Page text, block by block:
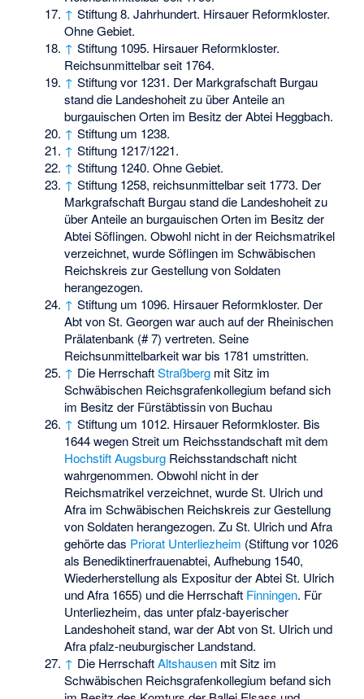
↑ Stiftung 8. Jahrhundert. Hirsauer Reformkloster.
Ohne Gebiet.
↑ Stiftung 1095. Hirsauer Reformkloster.
Reichsunmittelbar seit 1764.
↑ Stiftung vor 1231. Der Markgrafschaft Burgau
stand die Landeshoheit zu über Anteile an
burgauischen Orten im Besitz der Abtei Heggbach.
↑ Stiftung um 1238.
↑ Stiftung 1217/1221.
↑ Stiftung 1240. Ohne Gebiet.
↑ Stiftung 1258, reichsunmittelbar seit 1773. Der
Markgrafschaft Burgau stand die Landeshoheit zu
über Anteile an burgauischen Orten im Besitz der
Abtei Söflingen. Obwohl nicht in der Reichsmatrikel
verzeichnet, wurde Söflingen im Schwäbischen
Reichskreis zur Gestellung von Soldaten
herangezogen.
↑ Stiftung um 1096. Hirsauer Reformkloster. Der
Abt von St. Georgen war auch auf der Rheinischen
Prälatenbank (# 7) vertreten. Seine
Reichsunmittelbarkeit war bis 1781 umstritten.
↑ Die HerrschaftStraßberg mit Sitz im
Schwäbischen Reichsgrafenkollegium befand sich
im Besitz der Fürstäbtissin von Buchau
↑ Stiftung um 1012. Hirsauer Reformkloster. Bis
1644 wegen Streit um Reichsstandschaft mit dem
Hochstift Augsburg Reichsstandschaft nicht
wahrgenommen. Obwohl nicht in der
Reichsmatrikel verzeichnet, wurde St. Ulrich und
Afra im Schwäbischen Reichskreis zur Gestellung
von Soldaten herangezogen. Zu St. Ulrich und Afra
gehörte das Priorat Unterliezheim (Stiftung vor 1026
als Benediktinerfrauenabtei, Aufhebung 1540,
Wiederherstellung als Expositur der Abtei St. Ulrich
und Afra 1655) und die Herrschaft Finningen. Für
Unterliezheim, das unter pfalz-bayerischer
Landeshoheit stand, war der Abt von St. Ulrich und
Afra pfalz-neuburgischer Landstand.
↑ Die HerrschaftAltshausen mit Sitz im
Schwäbischen Reichsgrafenkollegium befand sich